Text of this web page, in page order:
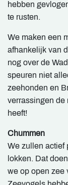
hebben
te rusten.
We maken een
afhankelijk van
nog over de
speuren niet
zeehonden en
verrassingen de
heeft!
Chummen
We zullen actief
lokken. Dat
we op open zee